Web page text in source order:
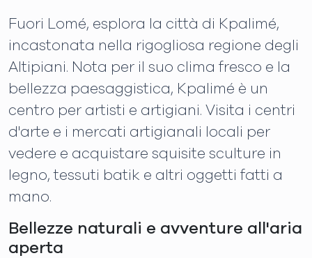
Fuori Lomé, esplora la città di Kpalimé,
incastonata nella rigogliosa regione degli
Altipiani. Nota per il suo clima fresco e la
bellezza paesaggistica, Kpalimé è un
centro per artisti e artigiani. Visita i centri
d'arte e i mercati artigianali locali per
vedere e acquistare squisite sculture in
legno, tessuti batik e altri oggetti fatti a
mano.
Bellezze naturali e avventure all'aria
aperta